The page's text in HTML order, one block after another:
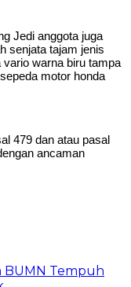
Jedi anggota juga
senjata tajam jenis
warna biru tampa
motor honda
479 dan atau pasal
ancaman
BUMN Tempuh